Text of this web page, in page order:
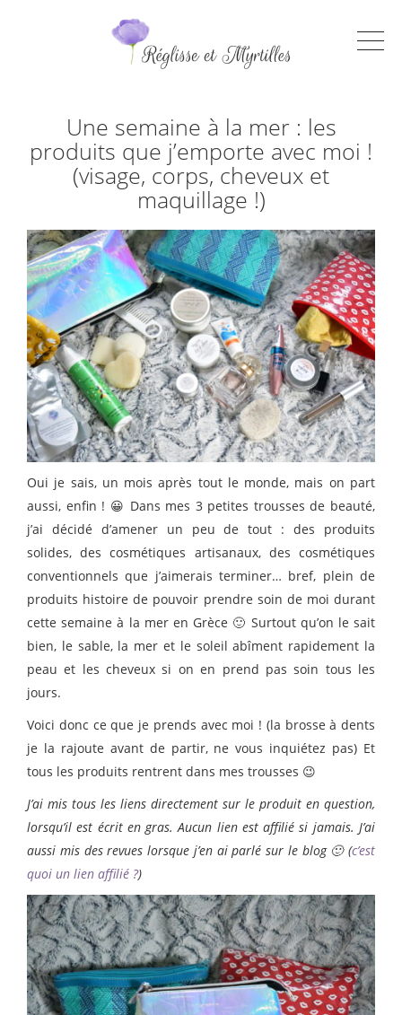
Une semaine à la mer : les
produits que j’emporte avec moi !
(visage, corps, cheveux et
maquillage !)
Oui je sais, un mois après tout le monde, mais on part
aussi, enfin ! 😀 Dans mes 3 petites trousses de beauté,
j’ai décidé d’amener un peu de tout : des produits
solides, des cosmétiques artisanaux, des cosmétiques
conventionnels que j’aimerais terminer… bref, plein de
produits histoire de pouvoir prendre soin de moi durant
cette semaine à la mer en Grèce 🙂 Surtout qu’on le sait
bien, le sable, la mer et le soleil abîment rapidement la
peau et les cheveux si on en prend pas soin tous les
jours.
Voici donc ce que je prends avec moi ! (la brosse à dents
je la rajoute avant de partir, ne vous inquiétez pas) Et
tous les produits rentrent dans mes trousses 😉
J’ai mis tous les liens directement sur le produit en question,
lorsqu’il est écrit en gras. Aucun lien est affilié si jamais. J’ai
aussi mis des revues lorsque j’en ai parlé sur le blog 🙂 (c’est
quoi un lien affilié ?)